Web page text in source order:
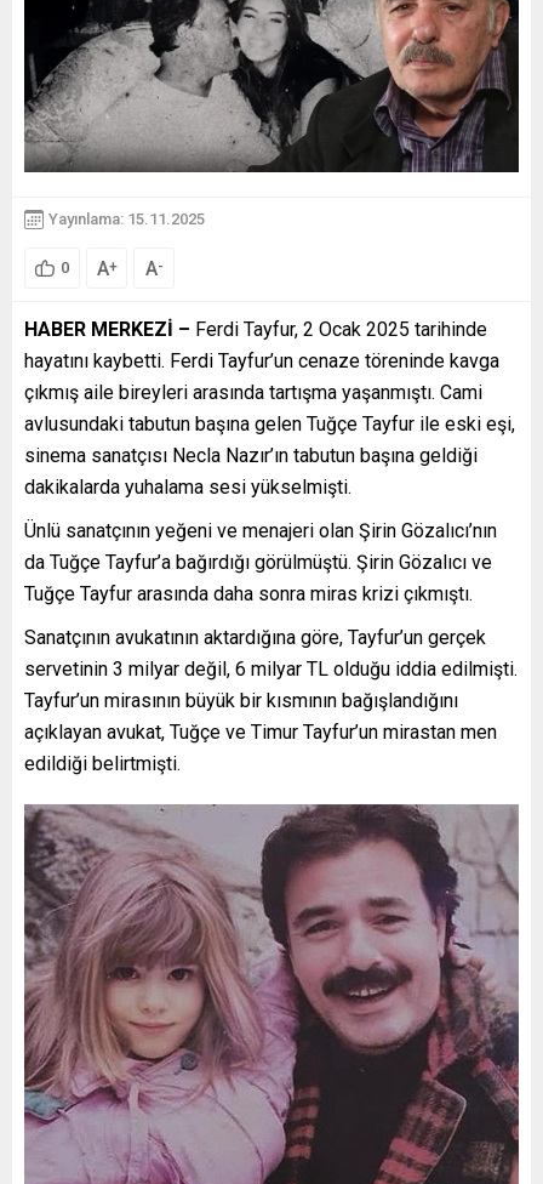
Yayınlama: 15.11.2025
0 A+ A-
HABER MERKEZİ – Ferdi Tayfur, 2 Ocak 2025 tarihinde
hayatını kaybetti. Ferdi Tayfur’un cenaze töreninde kavga
çıkmış aile bireyleri arasında tartışma yaşanmıştı. Cami
avlusundaki tabutun başına gelen Tuğçe Tayfur ile eski eşi,
sinema sanatçısı Necla Nazır’ın tabutun başına geldiği
dakikalarda yuhalama sesi yükselmişti.
Ünlü sanatçının yeğeni ve menajeri olan Şirin Gözalıcı’nın
da Tuğçe Tayfur’a bağırdığı görülmüştü. Şirin Gözalıcı ve
Tuğçe Tayfur arasında daha sonra miras krizi çıkmıştı.
Sanatçının avukatının aktardığına göre, Tayfur’un gerçek
servetinin 3 milyar değil, 6 milyar TL olduğu iddia edilmişti.
Tayfur’un mirasının büyük bir kısmının bağışlandığını
açıklayan avukat, Tuğçe ve Timur Tayfur’un mirastan men
edildiği belirtmişti.